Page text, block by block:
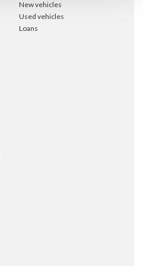
New vehicles
Used vehicles
Loans